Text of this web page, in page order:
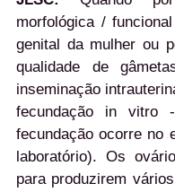
morfológica /
genital da mulher ou
qualidade de
inseminação
fecundação in vitro
fecundação ocorre no
laboratório). Os
para produzirem